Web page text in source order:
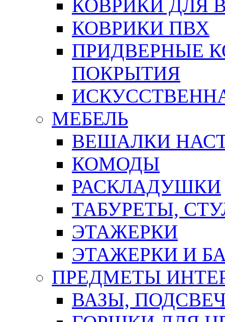
КОВРИКИ ДЛЯ
КОВРИКИ ПВХ
ПРИДВЕРНЫЕ
ПОКРЫТИЯ
МЕБЕЛЬ
ВЕШАЛКИ
КОМОДЫ
РАСКЛАДУШКИ
ТАБУРЕТЫ,
ЭТАЖЕРКИ
ЭТАЖЕРКИ И
ПРЕДМЕТЫ
ВАЗЫ,